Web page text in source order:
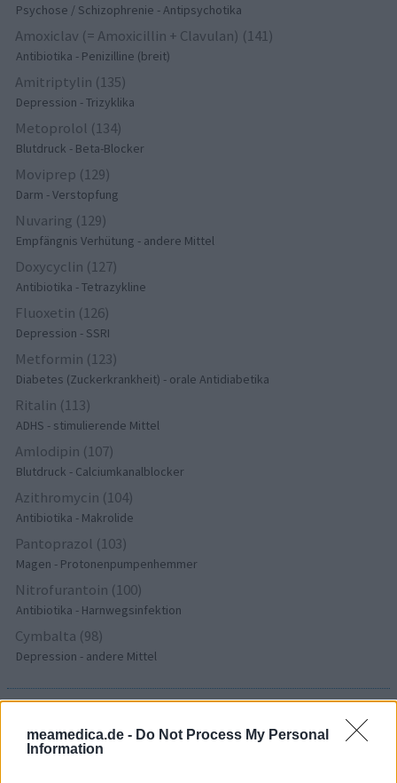
meamedica.de - Do Not Process My Personal
Information
Psychose / Schizophrenie - Antipsychotika
Amoxiclav (= Amoxicillin + Clavulan) (141)
Antibiotika - Penizilline (breit)
Amitriptylin (135)
Depression - Trizyklika
Metoprolol (134)
Blutdruck - Beta-Blocker
Moviprep (129)
Darm - Verstopfung
Nuvaring (129)
Empfängnis Verhütung - andere Mittel
Doxycyclin (127)
Antibiotika - Tetrazykline
Fluoxetin (126)
Depression - SSRI
Metformin (123)
Diabetes (Zuckerkrankheit) - orale Antidiabetika
Ritalin (113)
ADHS - stimulierende Mittel
Amlodipin (107)
Blutdruck - Calciumkanalblocker
Azithromycin (104)
Antibiotika - Makrolide
Pantoprazol (103)
Magen - Protonenpumpenhemmer
Nitrofurantoin (100)
Antibiotika - Harnwegsinfektion
Cymbalta (98)
Depression - andere Mittel
nutzergenerierter Inhalt. Diese werden vor der Veröffentlichung
gelesen und teilweise überarbeitet, um unseren Standards (für